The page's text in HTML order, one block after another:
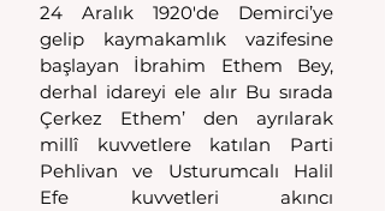
24 Aralık 1920'de Demirci’ye
gelip kaymakamlık vazifesine
başlayan İbrahim Ethem Bey,
derhal idareyi ele alır Bu sırada
Çerkez Ethem’ den ayrılarak
millî kuvvetlere katılan Parti
Pehlivan ve Usturumcalı Halil
Efe kuvvetleri akıncı